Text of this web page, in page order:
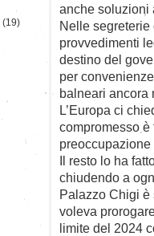
anche soluzioni
Nelle segreterie
provvedimenti
destino del
per
balneari ancora
L’Europa ci
compromesso
Il resto lo ha
chiudendo a
Palazzo Chigi è
voleva
limite del 2024
(19)